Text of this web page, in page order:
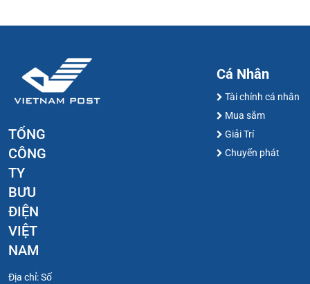
TỔNG
CÔNG
TY
BƯU
ĐIỆN
VIỆT
NAM
Địa chỉ: Số
Cá Nhân
Tài chính cá nhân
Mua sắm
Giải Trí
Chuyển phát